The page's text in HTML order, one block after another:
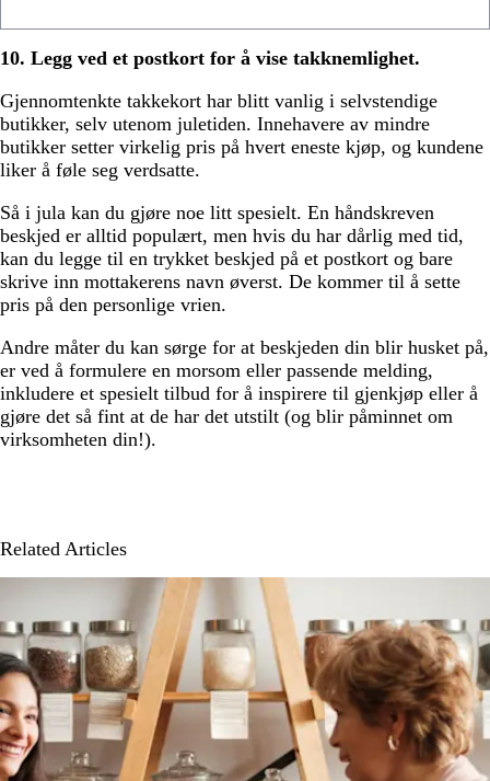
10. Legg ved et postkort for å vise takknemlighet.
Gjennomtenkte takkekort har blitt vanlig i selvstendige
butikker, selv utenom juletiden. Innehavere av mindre
butikker setter virkelig pris på hvert eneste kjøp, og kundene
liker å føle seg verdsatte.
Så i jula kan du gjøre noe litt spesielt. En håndskreven
beskjed er alltid populært, men hvis du har dårlig med tid,
kan du legge til en trykket beskjed på et postkort og bare
skrive inn mottakerens navn øverst. De kommer til å sette
pris på den personlige vrien.
Andre måter du kan sørge for at beskjeden din blir husket på,
er ved å formulere en morsom eller passende melding,
inkludere et spesielt tilbud for å inspirere til gjenkjøp eller å
gjøre det så fint at de har det utstilt (og blir påminnet om
virksomheten din!).
Related Articles